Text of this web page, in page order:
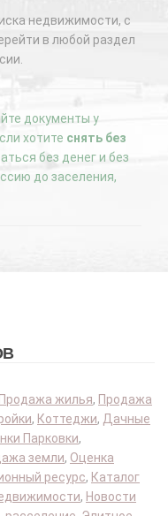
недвижимости, с
в любой раздел
документы у
хотите снять без
без денег и без
до заселения,
Продажа жилья, Продажа
, Коттеджи, Дачные
Парковки,
земли, Оценка
ресурс, Каталог
, Новости